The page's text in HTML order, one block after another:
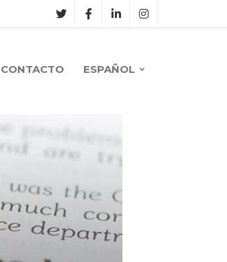
CONTACTO ESPAÑOL